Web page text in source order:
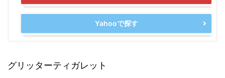
Yahooで探す
グリッターティガレット